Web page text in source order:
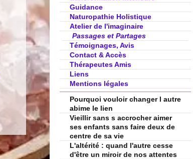
Guidance
Naturopathie Holistique
Atelier de l'imaginaire
Passages et Partages
Témoignages, Avis
Contact & Accès
Thérapeutes Amis
Liens
Mentions légales
Pourquoi vouloir changer l autre
abime le lien
Vieillir sans s accrocher aimer
ses enfants sans faire deux de
centre de sa vie
L'altérité : quand l'autre cesse
d'être un miroir de nos attentes